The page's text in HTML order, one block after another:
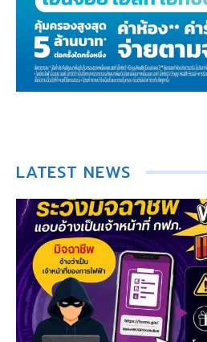
LATEST NEWS